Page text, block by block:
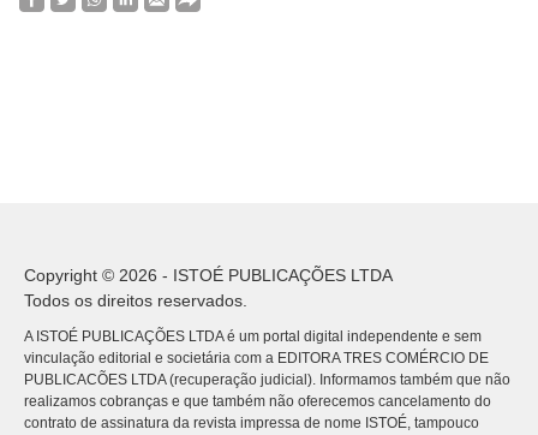
Copyright © 2026 - ISTOÉ PUBLICAÇÕES LTDA
Todos os direitos reservados.
A ISTOÉ PUBLICAÇÕES LTDA é um portal digital independente e sem
vinculação editorial e societária com a EDITORA TRES COMÉRCIO DE
PUBLICACÕES LTDA (recuperação judicial). Informamos também que não
realizamos cobranças e que também não oferecemos cancelamento do
contrato de assinatura da revista impressa de nome ISTOÉ, tampouco